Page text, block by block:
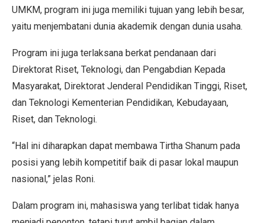
UMKM, program ini juga memiliki tujuan yang lebih besar,
yaitu menjembatani dunia akademik dengan dunia usaha.
Program ini juga terlaksana berkat pendanaan dari
Direktorat Riset, Teknologi, dan Pengabdian Kepada
Masyarakat, Direktorat Jenderal Pendidikan Tinggi, Riset,
dan Teknologi Kementerian Pendidikan, Kebudayaan,
Riset, dan Teknologi.
“Hal ini diharapkan dapat membawa Tirtha Shanum pada
posisi yang lebih kompetitif baik di pasar lokal maupun
nasional,” jelas Roni.
Dalam program ini, mahasiswa yang terlibat tidak hanya